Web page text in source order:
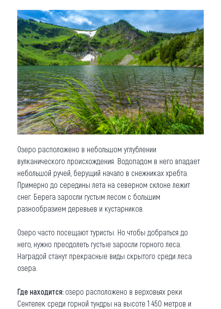
Озеро расположено в небольшом углублении
вулканического происхождения. Водопадом в него впадает
небольшой ручей, берущий начало в снежниках хребта.
Примерно до середины лета на северном склоне лежит
снег. Берега заросли густым лесом с большим
разнообразием деревьев и кустарников.
Озеро часто посещают туристы. Но чтобы добраться до
него, нужно преодолеть густые заросли горного леса.
Наградой станут прекрасные виды скрытого среди леса
озера.
Где находится: озеро расположено в верховьях реки
Сентелек среди горной тундры на высоте 1 450 метров и